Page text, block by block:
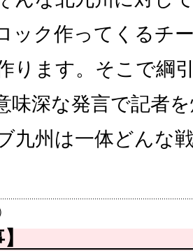
ック作ってくるチ
ります。そこで綱
味深な発言で記者
九州は一体どんな